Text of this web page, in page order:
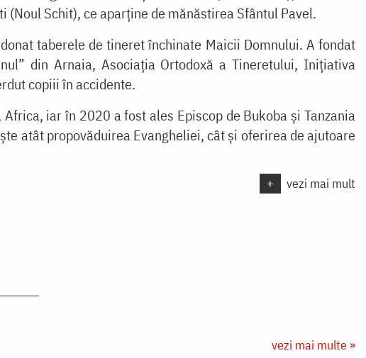
(Noul Schit), ceaparține de mănăstirea Sfântul Pavel.
taberele de tineret închinate Maicii Domnului. A fondat
din Arnaia, Asociația Ortodoxă a Tineretului, Inițiativa
copiii în accidente.
iar în 2020 a fost ales Episcop de Bukoba și Tanzania
atât propovăduirea Evangheliei, cât și oferirea de ajutoare
+ vezi mai mult
vezi mai multe »